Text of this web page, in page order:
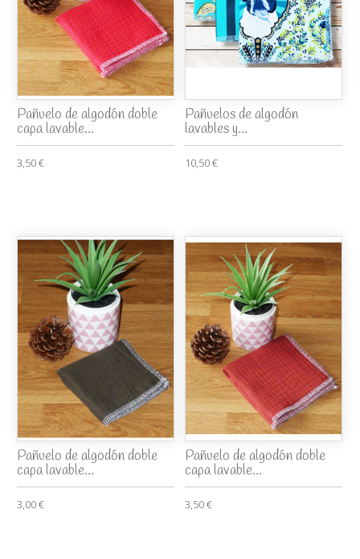
Pañuelo de algodón doble
capa lavable...
3,50 €
Pañuelos de algodón
lavables y...
10,50 €
Pañuelo de algodón doble
capa lavable...
3,00 €
Pañuelo de algodón doble
capa lavable...
3,50 €